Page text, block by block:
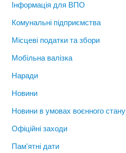
Інформація для ВПО
Комунальні підприємства
Місцеві податки та збори
Мобільна валізка
Наради
Новини
Новини в умовах воєнного стану
Офіційні заходи
Пам'ятні дати